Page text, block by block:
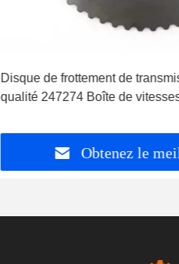
Disque de frottement de
qualité 247274 Boîte de
Obtenez le